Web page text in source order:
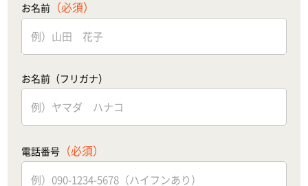
お名前 （必須）
お名前（フリガナ）
電話番号 （必須）